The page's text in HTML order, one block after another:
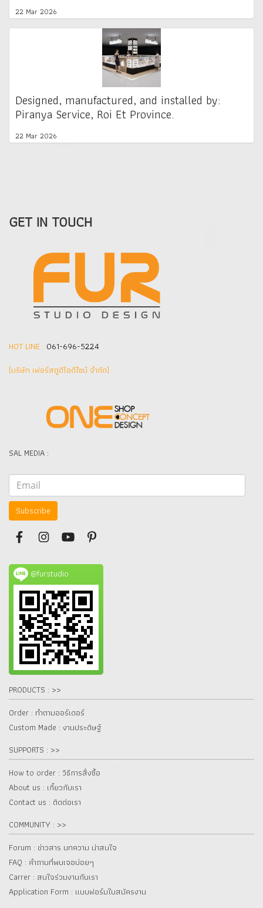
22 Mar 2026
Designed, manufactured, and installed by:
Piranya Service, Roi Et Province.
22 Mar 2026
GET IN TOUCH
HOT LINE : 061-696-5224
(บริษัท เฟอร์สตูดิโอดีไซน์ จำกัด]
SAL MEDIA :
Subscribe
@furstudio
PRODUCTS : >>
Order : ทำตามออร์เดอร์
Custom Made : งานประดิษฐ์
SUPPORTS : >>
How to order : วิธีการสั่งซื้อ
About us : เกี๋ยวกับเรา
Contact us : ติดต่อเรา
COMMUNITY : >>
Forum : ข่าวสาร บทความ น่าสนใจ
FAQ : คำถามที่พบเจอบ่อยๆ
Carrer : สนใจร่วมงานกับเรา
Application Form : แบบฟอร์มใบสมัครงาน